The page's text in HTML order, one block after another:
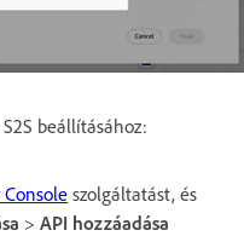
beállításához:
szolgáltatást, és
> API hozzáadása